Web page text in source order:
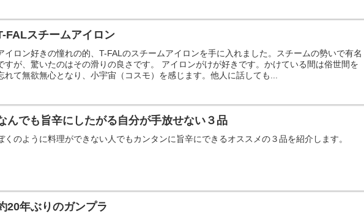
FALスチームアイロン
イロン好きの憧れの的、T-FALのスチームアイロンを手に入れました。スチームの勢いで有名
すが、驚いたのはその滑りの良さです。 アイロンがけが好きです。かけている間は俗世間を
れて無欲無心となり、小宇宙（コスモ）を感じます。他人に話しても...
んでも旨辛にしたがる自分が手放せない３品
くのように料理ができない人でもカンタンに旨辛にできるオススメの３品を紹介します。
20年ぶりのガンプラ